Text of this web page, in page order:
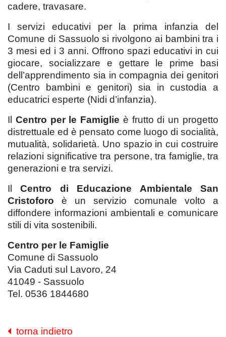
cadere, travasare.
I servizi educativi per la prima infanzia
del
Comune di Sassuolo si rivolgono ai bambini tra i
3 mesi ed i 3 anni. Offrono spazi educativi in cui
giocare, socializzare e gettare le prime basi
dell’apprendimento sia in compagnia dei genitori
(Centro bambini e genitori) sia in custodia a
educatrici esperte (Nidi d’infanzia).
Il Centro per le Famiglie è frutto di un progetto
distrettuale ed è pensato come luogo di socialità,
mutualità, solidarietà. Uno spazio in cui costruire
relazioni significative tra persone, tra famiglie, tra
generazioni e tra servizi.
IlCentro di Educazione Ambientale San
Cristoforo è un servizio comunale volto a
diffondere informazioni ambientali e comunicare
stili di vita sostenibili.
Centro per le Famiglie
Comune di Sassuolo
Via Caduti sul Lavoro, 24
41049 - Sassuolo
Tel. 0536 1844680
torna indietro